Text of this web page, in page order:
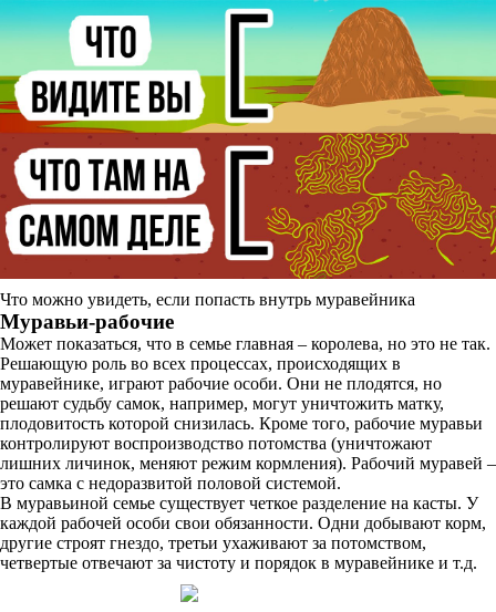
Что можно увидеть, если попасть внутрь муравейника
Муравьи-рабочие
Может показаться, что в семье главная – королева, но это не так.
Решающую роль во всех процессах, происходящих в
муравейнике, играют рабочие особи. Они не плодятся, но
решают судьбу самок, например, могут уничтожить матку,
плодовитость которой снизилась. Кроме того, рабочие муравьи
контролируют воспроизводство потомства (уничтожают
лишних личинок, меняют режим кормления). Рабочий муравей –
это самка с недоразвитой половой системой.
В муравьиной семье существует четкое разделение на касты. У
каждой рабочей особи свои обязанности. Одни добывают корм,
другие строят гнездо, третьи ухаживают за потомством,
четвертые отвечают за чистоту и порядок в муравейнике и т.д.